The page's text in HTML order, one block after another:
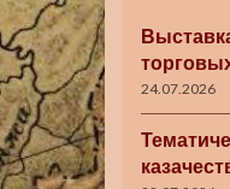
24.07.2026